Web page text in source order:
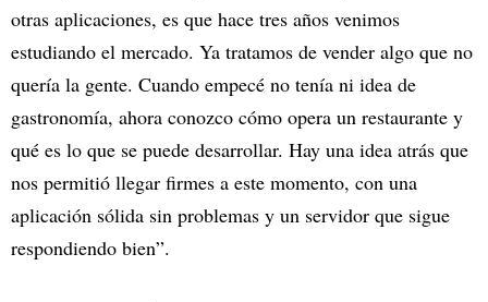
otras aplicaciones, es que hace tres años venimos
estudiando el mercado. Ya tratamos de vender algo que no
quería la gente. Cuando empecé no tenía ni idea de
gastronomía, ahora conozco cómo opera un restaurante y
qué es lo que se puede desarrollar. Hay una idea atrás que
nos permitió llegar firmes a este momento, con una
aplicación sólida sin problemas y un servidor que sigue
respondiendo bien”.